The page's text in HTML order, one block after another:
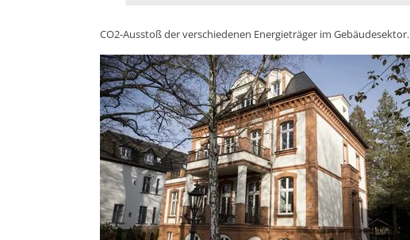
CO2-Ausstoß der verschiedenen Energieträger im Gebäudesektor.